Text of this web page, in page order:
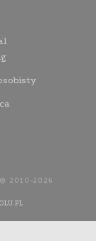
© 2010-2026